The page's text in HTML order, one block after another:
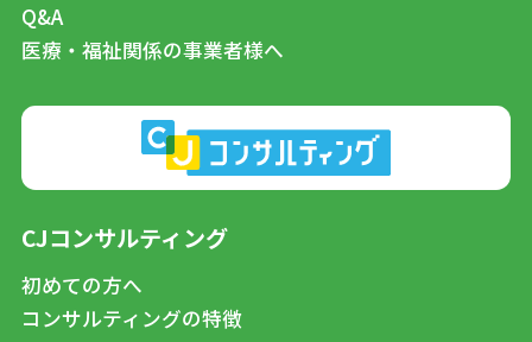
Q&A
医療・福祉関係の事業者様へ
CJコンサルティング
初めての方へ
コンサルティングの特徴